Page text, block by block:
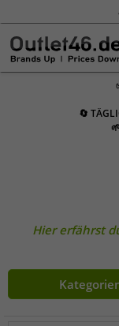
🔄
Hier erfährst